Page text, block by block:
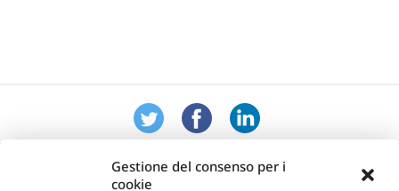
Gestione del consenso per i
cookie